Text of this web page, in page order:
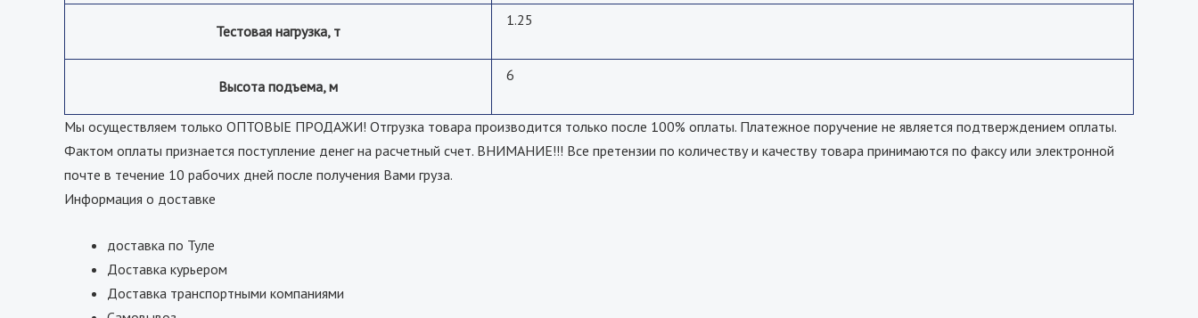
Тестовая нагрузка, т
1.25
Высота подъема, м
6
Мы осуществляем только ОПТОВЫЕ ПРОДАЖИ! Отгрузка товара производится только после 100% оплаты. Платежное поручение не является подтверждением оплаты.
Фактом оплаты признается поступление денег на расчетный счет. ВНИМАНИЕ!!! Все претензии по количеству и качеству товара принимаются по факсу или электронной
почте в течение 10 рабочих дней после получения Вами груза.
Информация о доставке
доставка по Туле
Доставка курьером
Доставка транспортными компаниями